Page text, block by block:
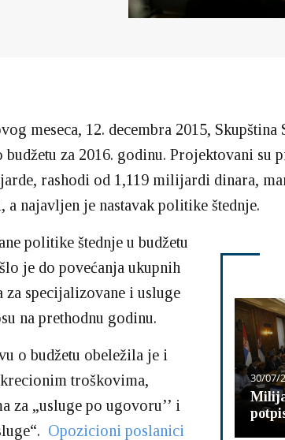
meseca, 12. decembra 2015,
budžetu za 2016. godinu. Projektovani su
rashodi od 1,119 milijardi dinara,
a najavljen je nastavak politike štednje.
30/07/
politike štednje u budžetu
je do povećanja ukupnih
specijalizovane i usluge
na prethodnu godinu.
o budžetu obeležila je i
troškovima,
za „usluge po ugovoru’’ i
Opozicioni poslanici